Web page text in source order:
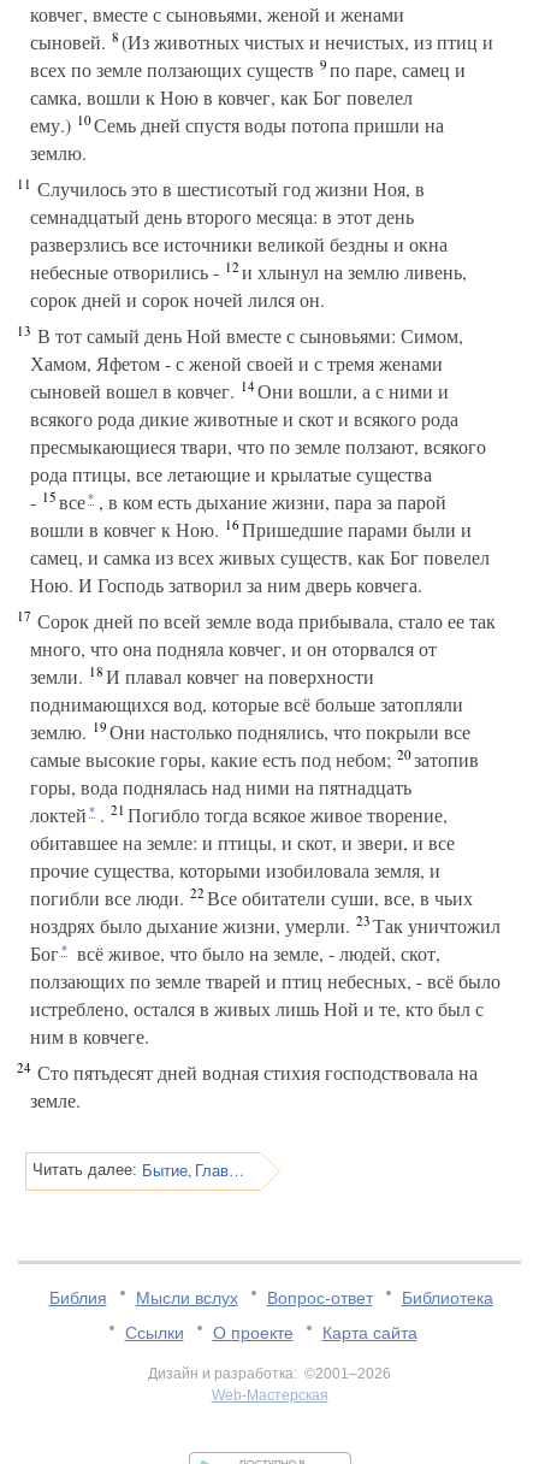
ковчег, вместе с сыновьями, женой и женами
сыновей. 8(Из животных чистых и нечистых, из птиц и
всех по земле ползающих существ 9по паре, самец и
самка, вошли к Ною в ковчег, как Бог повелел
ему.) 10Семь дней спустя воды потопа пришли на
землю.
11 Случилось это в шестисотый год жизни Ноя, в
семнадцатый день второго месяца: в этот день
разверзлись все источники великой бездны и окна
небесные отворились - 12и хлынул на землю ливень,
сорок дней и сорок ночей лился он.
13 В тот самый день Ной вместе с сыновьями: Симом,
Хамом, Яфетом - с женой своей и с тремя женами
сыновей вошел в ковчег. 14Они вошли, а с ними и
всякого рода дикие животные и скот и всякого рода
пресмыкающиеся твари, что по земле ползают, всякого
рода птицы, все летающие и крылатые существа
- 15все* , в ком есть дыхание жизни, пара за парой
вошли в ковчег к Ною. 16Пришедшие парами были и
самец, и самка из всех живых существ, как Бог повелел
Ною. И Господь затворил за ним дверь ковчега.
17 Сорок дней по всей земле вода прибывала, стало ее так
много, что она подняла ковчег, и он оторвался от
земли. 18И плавал ковчег на поверхности
поднимающихся вод, которые всё больше затопляли
землю. 19Они настолько поднялись, что покрыли все
самые высокие горы, какие есть под небом; 20затопив
горы, вода поднялась над ними на пятнадцать
локтей * . 21Погибло тогда всякое живое творение,
обитавшее на земле: и птицы, и скот, и звери, и все
прочие существа, которыми изобиловала земля, и
погибли все люди. 22Все обитатели суши, все, в чьих
ноздрях было дыхание жизни, умерли. 23Так уничтожил
Бог*
всё живое, что было на земле, - людей, скот,
ползающих по земле тварей и птиц небесных, - всё было
истреблено, остался в живых лишь Ной и те, кто был с
ним в ковчеге.
24 Сто пятьдесят дней водная стихия господствовала на
земле.
Читать далее: Бытие, Глава 8
Библия Мысли вслух Вопрос-ответ
Библиотека
Ссылки
О проекте Карта сайта
Дизайн и разработка: ©2001–2026
Web-Мастерская